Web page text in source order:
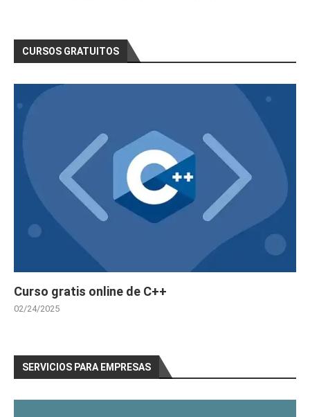
CURSOS GRATUITOS
Curso gratis online de C++
02/24/2025
SERVICIOS PARA EMPRESAS